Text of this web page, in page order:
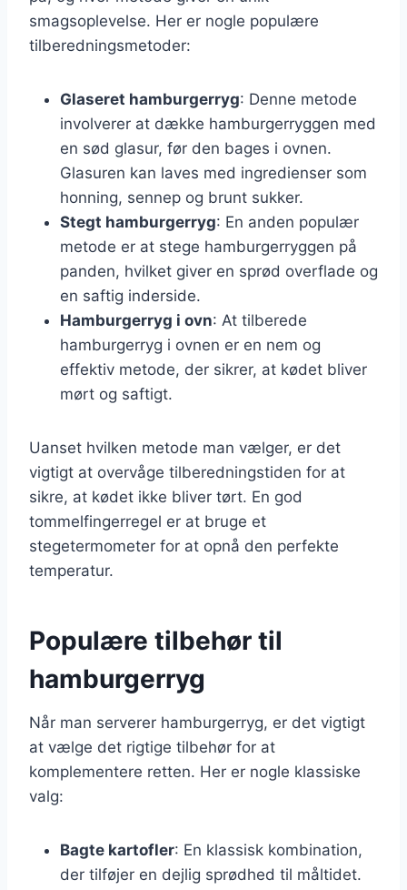
smagsoplevelse. Her er nogle populære
tilberedningsmetoder:
Glaseret hamburgerryg: Denne metode
involverer at dække hamburgerryggen med
en sød glasur, før den bages i ovnen.
Glasuren kan laves med ingredienser som
honning, sennep og brunt sukker.
Stegt hamburgerryg: En anden populær
metode er at stege hamburgerryggen på
panden, hvilket giver en sprød overflade og
en saftig inderside.
Hamburgerryg i ovn: At tilberede
hamburgerryg i ovnen er en nem og
effektiv metode, der sikrer, at kødet bliver
mørt og saftigt.
Uanset hvilken metode man vælger, er det
vigtigt at overvåge tilberedningstiden for at
sikre, at kødet ikke bliver tørt. En god
tommelfingerregel er at bruge et
stegetermometer for at opnå den perfekte
temperatur.
Populære tilbehør til
hamburgerryg
Når man serverer hamburgerryg, er det vigtigt
at vælge det rigtige tilbehør for at
komplementere retten. Her er nogle klassiske
valg:
Bagte kartofler: En klassisk kombination,
der tilføjer en dejlig sprødhed til måltidet.